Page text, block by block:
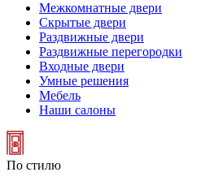
Межкомнатные двери
Скрытые двери
Раздвижные двери
Раздвижные перегородки
Входные двери
Умные решения
Мебель
Наши салоны
По стилю